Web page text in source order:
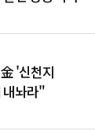
'신천지
내놔라"